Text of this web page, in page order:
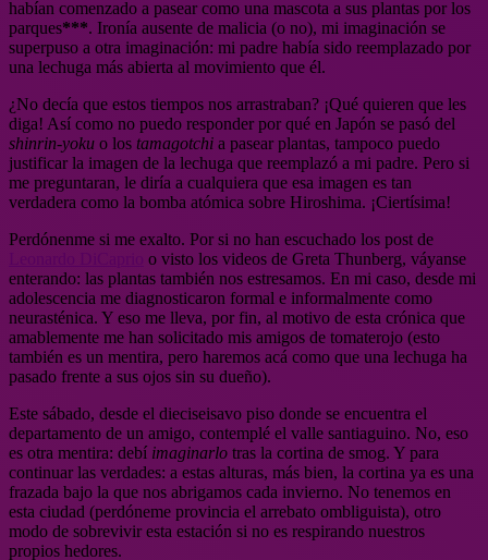
habían comenzado a pasear como una mascota a sus plantas por los
parques***. Ironía ausente de malicia (o no), mi imaginación se
superpuso a otra imaginación: mi padre había sido reemplazado por
una lechuga más abierta al movimiento que él.
¿No decía que estos tiempos nos arrastraban? ¡Qué quieren que les
diga! Así como no puedo responder por qué en Japón se pasó del
shinrin-yoku o los tamagotchi a pasear plantas, tampoco puedo
justificar la imagen de la lechuga que reemplazó a mi padre. Pero si
me preguntaran, le diría a cualquiera que esa imagen es tan
verdadera como la bomba atómica sobre Hiroshima. ¡Ciertísima!
Perdónenme si me exalto. Por si no han escuchado los post de
o visto los videos de Greta Thunberg, váyanse
enterando: las plantas también nos estresamos. En mi caso, desde mi
adolescencia me diagnosticaron formal e informalmente como
neurasténica. Y eso me lleva, por fin, al motivo de esta crónica que
amablemente me han solicitado mis amigos de tomaterojo (esto
también es un mentira, pero haremos acá como que una lechuga ha
pasado frente a sus ojos sin su dueño).
Este sábado, desde el dieciseisavo piso donde se encuentra el
departamento de un amigo, contemplé el valle santiaguino. No, eso
es otra mentira: debí imaginarlo tras la cortina de smog. Y para
continuar las verdades: a estas alturas, más bien, la cortina ya es una
frazada bajo la que nos abrigamos cada invierno. No tenemos en
esta ciudad (perdóneme provincia el arrebato ombliguista), otro
modo de sobrevivir esta estación si no es respirando nuestros
propios hedores.